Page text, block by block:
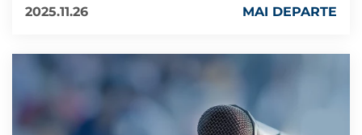
2025.11.26
MAI DEPARTE